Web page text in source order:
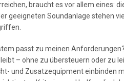
braucht es vor allem eines:
geeigneten Soundanlage stehen
passt zu meinen
– ohne zu übersteuern oder zu
und Zusatzequipment einbinden